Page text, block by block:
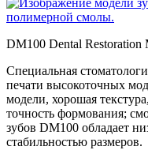
DM100 Dental Restoration
Специальная
печати высокоточных
модели, хорошая
точность формования;
зубов DM100 обладает
стабильностью размеров.